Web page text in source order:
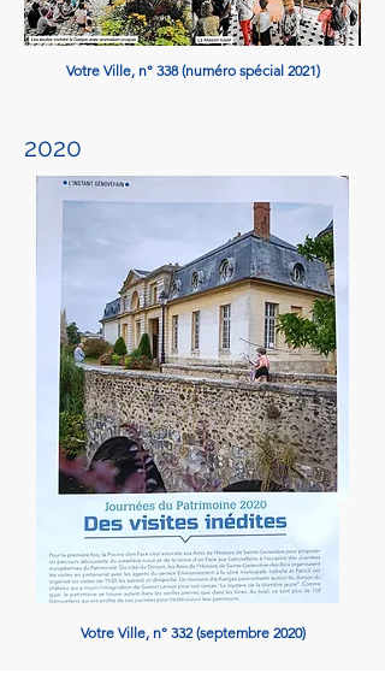
Votre Ville, n° 338 (numéro spécial 2021)
2020
Votre Ville, n° 332 (septembre2020)